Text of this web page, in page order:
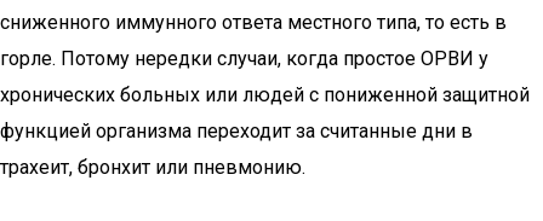
сниженного иммунного ответа местного типа, то есть в
горле. Потому нередки случаи, когда простое ОРВИ у
хронических больных или людей с пониженной защитной
функцией организма переходит за считанные дни в
трахеит, бронхит или пневмонию.